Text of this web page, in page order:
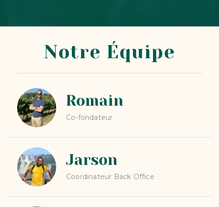
Notre Équipe
Romain
Co-fondateur
Jarson
Coordinateur Back Office